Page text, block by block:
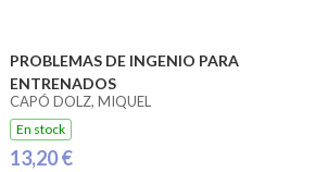
PROBLEMAS DE INGENIO PARA
ENTRENADOS
CAPÓ DOLZ, MIQUEL
En stock
13,20 €